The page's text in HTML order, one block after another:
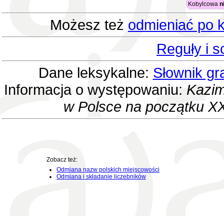
Kobylcowa
Możesz też odmieniać po
Reguły i
Dane leksykalne: Słownik
Informacja o występowaniu:
w Polsce na początku
Zobacz też:
Odmiana nazw polskich miejscowości
Odmiana i składanie liczebników